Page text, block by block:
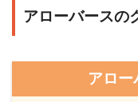
アローバースの
アロ